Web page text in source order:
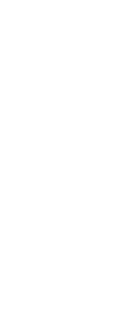
ることをご了承ください。
ータに基づき作成されるも
あることをご了承くださ
オムロン制御機器販売店・
開示しないようお願いしま
のある商品です。
す予定はありません。
認中の商品です。
どやむを得ず変更すること
。
ルエーテル類) : 1000ppm、
役務取引許可)を取得する
いよう必要な手段を講じ
武器並びにこれらの製造装
ある場合は、取り引きをい
様担当のオムロン制御